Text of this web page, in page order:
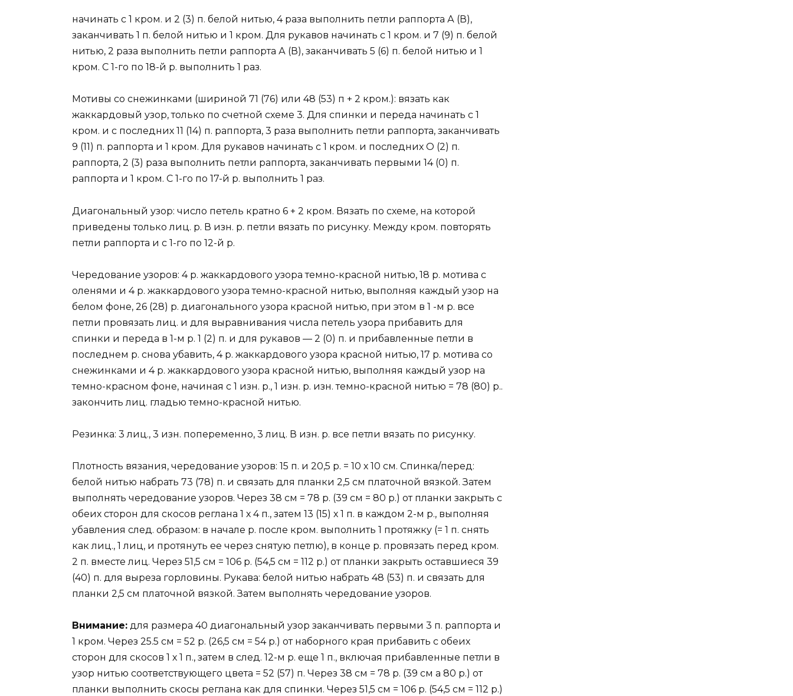
начинать с 1 кром. и 2 (3) п. белой нитью, 4 раза выполнить петли раппорта А (В),
заканчивать 1 п. белой нитью и 1 кром. Для рукавов начинать с 1 кром. и 7 (9) п. белой
нитью, 2 раза выполнить петли раппорта А (В), заканчивать 5 (6) п. белой нитью и 1
кром. С 1-го по 18-й р. выполнить 1 раз.
Мотивы со снежинками (шириной 71 (76) или 48 (53) п + 2 кром.): вязать как
жаккардовый узор, только по счетной схеме 3. Для спинки и переда начинать с 1
кром. и с последних 11 (14) п. раппорта, 3 раза выполнить петли раппорта, заканчивать
9 (11) п. раппорта и 1 кром. Для рукавов начинать с 1 кром. и последних О (2) п.
раппорта, 2 (3) раза выполнить петли раппорта, заканчивать первыми 14 (0) п.
раппорта и 1 кром. С 1-го по 17-й р. выполнить 1 раз.
Диагональный узор: число петель кратно 6 + 2 кром. Вязать по схеме, на которой
приведены только лиц. р. В изн. р. петли вязать по рисунку. Между кром. повторять
петли раппорта и с 1-го по 12-й р.
Чередование узоров: 4 р. жаккардового узора темно-красной нитью, 18 р. мотива с
оленями и 4 р. жаккардового узора темно-красной нитью, выполняя каждый узор на
белом фоне, 26 (28) р. диагонального узора красной нитью, при этом в 1 -м р. все
петли провязать лиц. и для выравнивания числа петель узора прибавить для
спинки и переда в 1-м р. 1 (2) п. и для рукавов — 2 (0) п. и прибавленные петли в
последнем р. снова убавить, 4 р. жаккардового узора красной нитью, 17 р. мотива со
снежинками и 4 р. жаккардового узора красной нитью, выполняя каждый узор на
темно-красном фоне, начиная с 1 изн. р., 1 изн. р. изн. темно-красной нитью = 78 (80) р..
закончить лиц. гладью темно-красной нитью.
Резинка: 3 лиц., 3 изн. попеременно, 3 лиц. В изн. р. все петли вязать по рисунку.
Плотность вязания, чередование узоров: 15 п. и 20,5 р. = 10 х 10 см. Спинка/перед:
белой нитью набрать 73 (78) п. и связать для планки 2,5 см платочной вязкой. Затем
выполнять чередование узоров. Через 38 см = 78 р. (39 см = 80 р.) от планки закрыть с
обеих сторон для скосов реглана 1 х 4 п., затем 13 (15) х 1 п. в каждом 2-м р., выполняя
убавления след. образом: в начале р. после кром. выполнить 1 протяжку (= 1 п. снять
как лиц., 1 лиц, и протянуть ее через снятую петлю), в конце р. провязать перед кром.
2 п. вместе лиц. Через 51,5 см = 106 р. (54,5 см = 112 р.) от планки закрыть оставшиеся 39
(40) п. для выреза горловины. Рукава: белой нитью набрать 48 (53) п. и связать для
планки 2,5 см платочной вязкой. Затем выполнять чередование узоров.
Внимание: для размера 40 диагональный узор заканчивать первыми 3 п. раппорта и
1 кром. Через 25.5 см = 52 р. (26,5 см = 54 р.) от наборного края прибавить с обеих
сторон для скосов 1 х 1 п., затем в след. 12-м р. еще 1 п., включая прибавленные петли в
узор нитью соответствующего цвета = 52 (57) п. Через 38 см = 78 р. (39 см а 80 р.) от
планки выполнить скосы реглана как для спинки. Через 51,5 см = 106 р. (54,5 см = 112 р.)